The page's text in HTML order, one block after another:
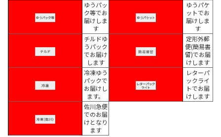
ゆうパッ
ク等でお
届けしま
す
ゆうパケ
ットでお
届けしま
す
チルドゆ
うパック
でお届け
します
定形外郵
便(簡易書
留)でお届
けします
冷凍ゆう
パックで
お届けし
ます。
レターパ
ックライ
トでお届
けします
佐川急便
でのお届
けとなり
ます